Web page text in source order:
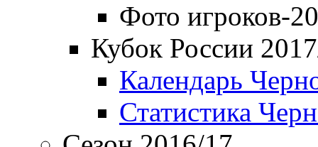
Фото игроков-
Кубок России
Календарь
Статистика